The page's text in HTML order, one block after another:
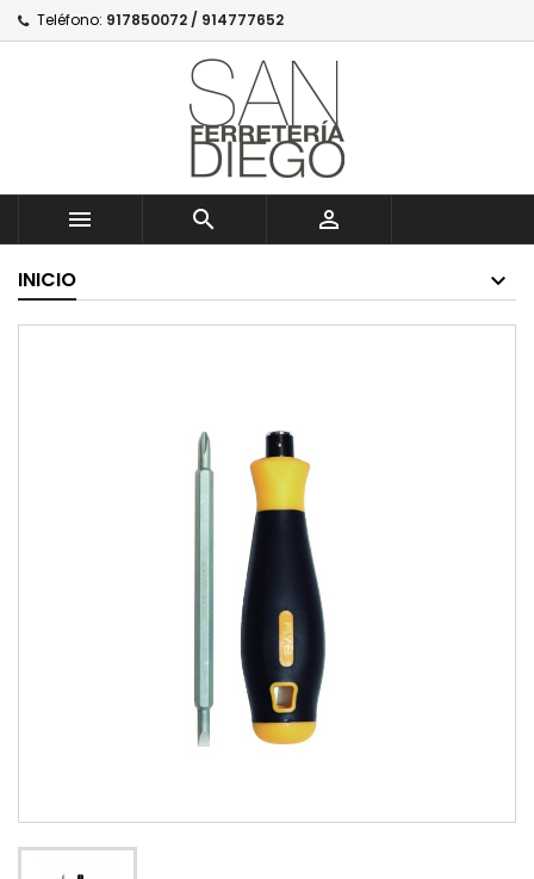
Teléfono: 917850072 / 914777652
  
INICIO